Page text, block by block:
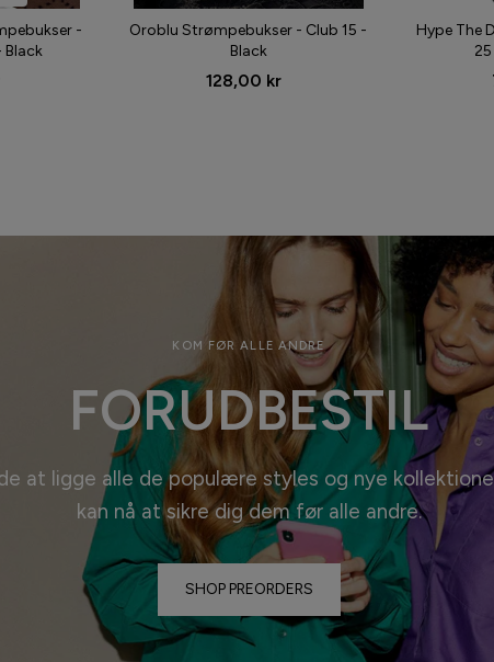
-
Black
Oroblu Strømpebukser - Club 15 -
Black
128,00 kr
Hype The
KOM FØR ALLE ANDRE
FORUDBESTIL
at ligge alle de populære styles og nye
kan nå at sikre dig dem før alle andre.
SHOP PREORDERS